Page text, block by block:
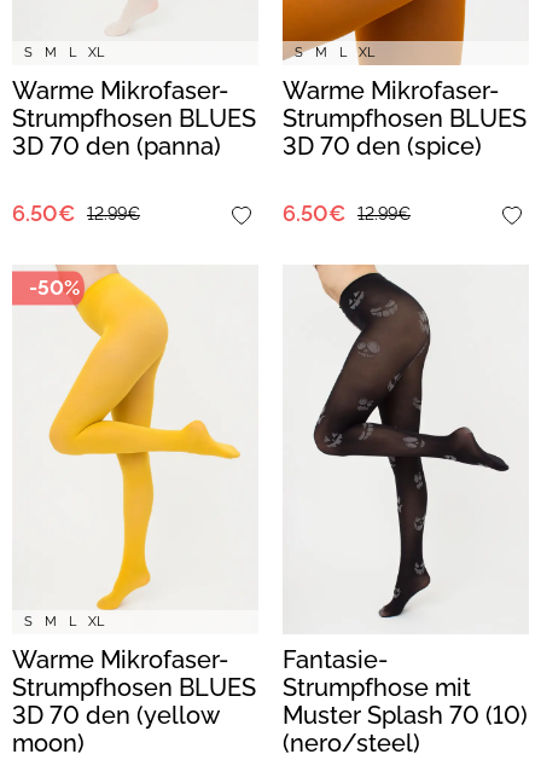
S M L XL
Warme Mikrofaser-
Strumpfhosen BLUES
3D 70 den (panna)
6.50€ 12.99€
S M L XL
Warme Mikrofaser-
Strumpfhosen BLUES
3D 70 den (spice)
6.50€ 12.99€
S M L XL
-50%
Warme Mikrofaser-
Strumpfhosen BLUES
3D 70 den (yellow
moon)
Fantasie-
Strumpfhose mit
Muster Splash 70 (10)
(nero/steel)